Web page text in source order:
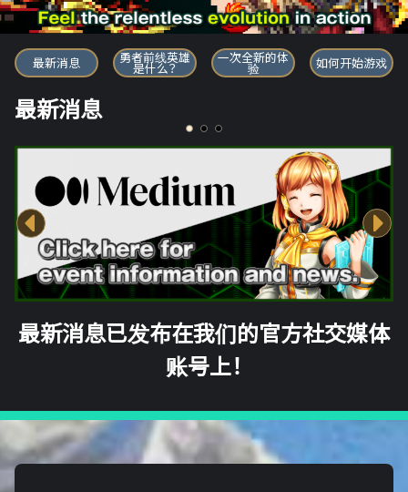
勇者前线英雄
最新消息 勇者前线英雄
是什么？
一次全新的体
验 如何开始游戏
最新消息
最新消息已发布在我们的官方社交媒体
账号上！